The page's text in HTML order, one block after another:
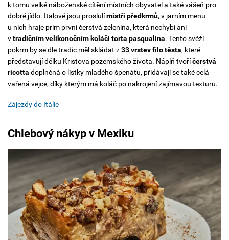
k tomu velké náboženské cítění místních obyvatel a také vášeň pro
dobré jídlo. Italové jsou proslulímistři předkrmů, v jarním menu
u nich hraje prim první čerstvá zelenina, která nechybí ani
vtradičním velikonočním koláči torta pasqualina. Tento svěží
pokrm by se dle tradic měl skládat z33 vrstev filo těsta, které
představují délku Kristova pozemského života. Náplň tvoříčerstvá
ricotta doplněná o lístky mladého špenátu, přidávají se také celá
vařená vejce, díky kterým má koláč po nakrojení zajímavou texturu.
Zájezdy do Itálie
Chlebový nákyp v Mexiku